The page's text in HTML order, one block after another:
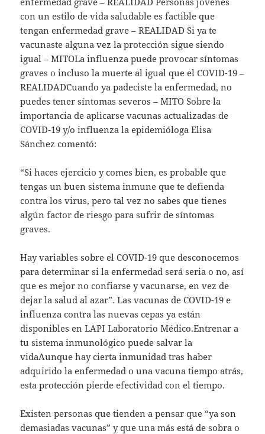
con un estilo de vida saludable es factible que
tengan enfermedad grave – REALIDAD Si ya te
vacunaste alguna vez la protección sigue siendo
igual – MITOLa influenza puede provocar síntomas
graves o incluso la muerte al igual que el COVID-19 –
REALIDADCuando ya padeciste la enfermedad, no
puedes tener síntomas severos – MITO Sobre la
importancia de aplicarse vacunas actualizadas de
COVID-19 y/o influenza la epidemióloga Elisa
Sánchez comentó:
“Si haces ejercicio y comes bien, es probable que
tengas un buen sistema inmune que te defienda
contra los virus, pero tal vez no sabes que tienes
algún factor de riesgo para sufrir de síntomas
graves.
Hay variables sobre el COVID-19 que desconocemos
para determinar si la enfermedad será seria o no, así
que es mejor no confiarse y vacunarse, en vez de
dejar la salud al azar”. Las vacunas de COVID-19 e
influenza contra las nuevas cepas ya están
disponibles en LAPI Laboratorio Médico.Entrenar a
tu sistema inmunológico puede salvar la
vidaAunque hay cierta inmunidad tras haber
adquirido la enfermedad o una vacuna tiempo atrás,
esta protección pierde efectividad con el tiempo.
Existen personas que tienden a pensar que “ya son
demasiadas vacunas” y que una más está de sobra o